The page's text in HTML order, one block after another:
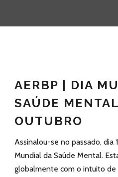
AERBP | DIA
SAÚDE
OUTUBRO
Assinalou-se no passado, dia
Mundial da Saúde Mental.
globalmente com o intuito de